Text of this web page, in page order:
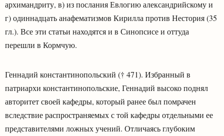
архимандриту, в) из послания Евлогию александрийскому и
г) одиннадцать анафематизмов Кирилла против Нестория (35
гл.). Все эти статьи находятся и в Синопсисе и оттуда
перешли в Кормчую.
Геннадий константинопольский († 471). Избранный в
патриархи константинопольские, Геннадий высоко поднял
авторитет своей кафедры, который ранее был помрачен
вследствие распространяемых с той кафедры отдельными ее
представителями ложных учений. Отличаясь глубоким